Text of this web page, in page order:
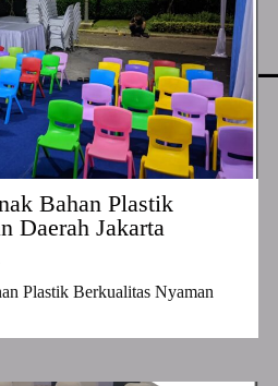
Bahan Plastik
Daerah Jakarta
Plastik Berkualitas Nyaman